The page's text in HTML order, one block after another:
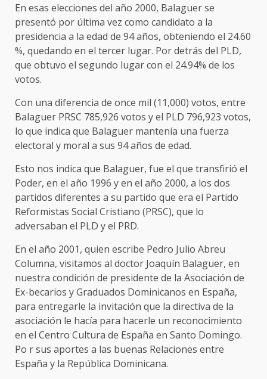
En esas elecciones del año 2000, Balaguer se
presentó por última vez como candidato a la
presidencia a la edad de 94 años, obteniendo el 24.60
%, quedando en el tercer lugar. Por detrás del PLD,
que obtuvo el segundo lugar con el 24.94% de los
votos.
Con una diferencia de once mil (11,000) votos, entre
Balaguer PRSC 785,926 votos y el PLD 796,923 votos,
lo que indica que Balaguer mantenía una fuerza
electoral y moral a sus 94 años de edad.
Esto nos indica que Balaguer, fue el que transfirió el
Poder, en el año 1996 y en el año 2000, a los dos
partidos diferentes a su partido que era el Partido
Reformistas Social Cristiano (PRSC), que lo
adversaban el PLD y el PRD.
En el año 2001, quien escribe Pedro Julio Abreu
Columna, visitamos al doctor Joaquín Balaguer, en
nuestra condición de presidente de la Asociación de
Ex-becarios y Graduados Dominicanos en España,
para entregarle la invitación que la directiva de la
asociación le hacía para hacerle un reconocimiento
en el Centro Cultura de España en Santo Domingo.
Po r sus aportes a las buenas Relaciones entre
España y la República Dominicana.